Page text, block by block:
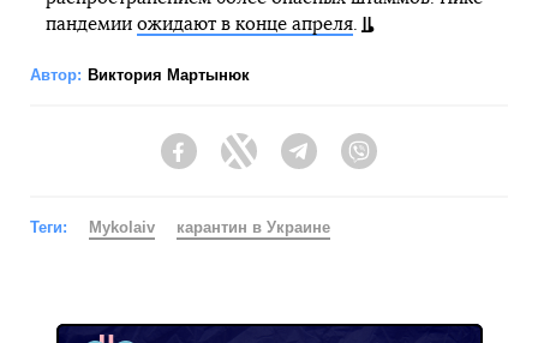
пандемии ожидают в конце апреля.
Автор: Виктория Мартынюк
FacebookTwitter Telegram
Теги: Mykolaiv карантин в Украине